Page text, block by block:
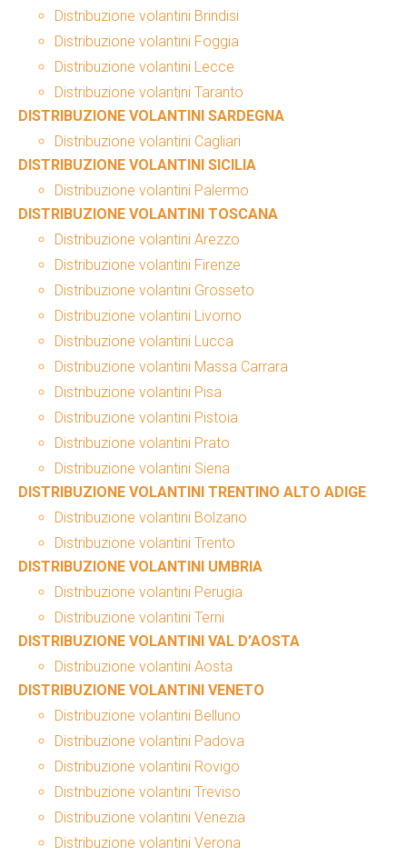
Distribuzione volantini Brindisi
Distribuzione volantini Foggia
Distribuzione volantini Lecce
Distribuzione volantini Taranto
DISTRIBUZIONE VOLANTINI SARDEGNA
Distribuzione volantini Cagliari
DISTRIBUZIONE VOLANTINI SICILIA
Distribuzione volantini Palermo
DISTRIBUZIONE VOLANTINI TOSCANA
Distribuzione volantini Arezzo
Distribuzione volantini Firenze
Distribuzione volantini Grosseto
Distribuzione volantini Livorno
Distribuzione volantini Lucca
Distribuzione volantini Massa Carrara
Distribuzione volantini Pisa
Distribuzione volantini Pistoia
Distribuzione volantini Prato
Distribuzione volantini Siena
DISTRIBUZIONE VOLANTINI TRENTINO ALTO ADIGE
Distribuzione volantini Bolzano
Distribuzione volantini Trento
DISTRIBUZIONE VOLANTINI UMBRIA
Distribuzione volantini Perugia
Distribuzione volantini Terni
DISTRIBUZIONE VOLANTINI VAL D’AOSTA
Distribuzione volantini Aosta
DISTRIBUZIONE VOLANTINI VENETO
Distribuzione volantini Belluno
Distribuzione volantini Padova
Distribuzione volantini Rovigo
Distribuzione volantini Treviso
Distribuzione volantini Venezia
Distribuzione volantini Verona